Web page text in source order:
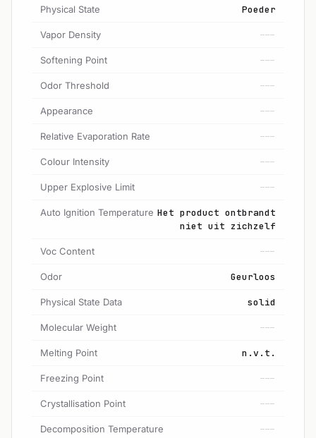
Physical State Poeder
Vapor Density ---
Softening Point ---
Odor Threshold ---
Appearance ---
Relative Evaporation Rate ---
Colour Intensity ---
Upper Explosive Limit ---
Auto Ignition Temperature Het product ontbrandt
niet uit zichzelf
Voc Content ---
Odor Geurloos
Physical State Data solid
Molecular Weight ---
Melting Point n.v.t.
Freezing Point ---
Crystallisation Point ---
Decomposition Temperature ---